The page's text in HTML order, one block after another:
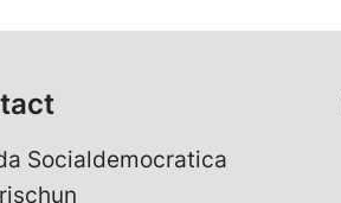
Socialdemocratica